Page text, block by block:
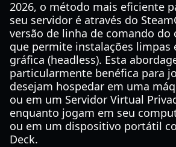
2026, o método mais eficiente
seu servidor é através do
versão de linha de comando do
que permite instalações limpas
gráfica (headless). Esta
particularmente benéfica para
desejam hospedar em uma
ou em um Servidor Virtual
enquanto jogam em seu
ou em um dispositivo portátil
Deck.